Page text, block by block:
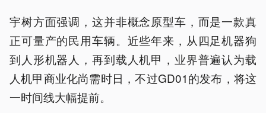
宇树方面强调，这并非概念原型车，而是一款真
正可量产的民用车辆。近些年来，从四足机器狗
到人形机器人，再到载人机甲，业界普遍认为载
人机甲商业化尚需时日，不过GD01的发布，将这
一时间线大幅提前。